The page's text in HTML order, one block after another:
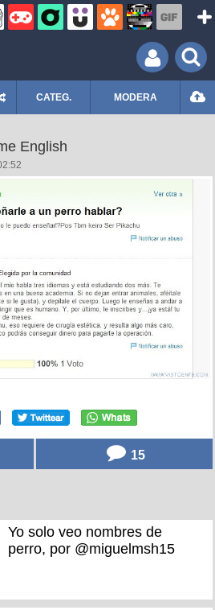
CATEG. MODERA
English
15
Yo solo veo nombres de
perro, por @miguelmsh15